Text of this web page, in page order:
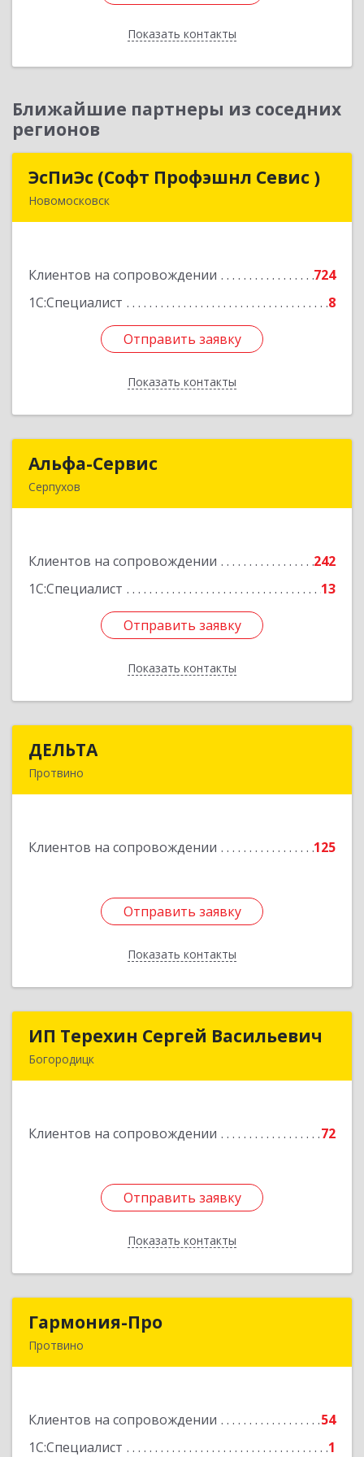
Показать контакты
Назад
Ближайшие партнеры из соседних
регионов
ЭсПиЭс (Софт Профэшнл Севис )
Новомосковск
Клиентов на сопровождении
724
1С:Специалист
8
Отправить заявку
Показать контакты
ЭсПиЭс (Софт Профэшнл Севис )
Подробнее
Отправить заявку
Назад
Альфа-Сервис
Серпухов
Клиентов на сопровождении
242
1С:Специалист
13
Отправить заявку
Показать контакты
Подробнее
Отправить заявку
Назад
ДЕЛЬТА
Протвино
Клиентов на сопровождении 125
Отправить заявку
Показать контакты
Подробнее
Отправить заявку
Назад
ИП Терехин Сергей Васильевич
Богородицк
Клиентов на сопровождении 72
Отправить заявку
Показать контакты
ИП Терехин Сергей Васильевич
Подробнее
Отправить заявку
Назад
Гармония-Про
Протвино
Клиентов на сопровождении
54
1С:Специалист
1
Подробнее